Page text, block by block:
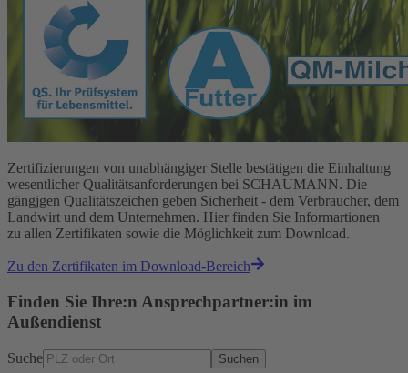
Zertifizierungen von unabhängiger Stelle bestätigen die Einhaltung
wesentlicher Qualitätsanforderungen bei SCHAUMANN. Die
gängjgen Qualitätszeichen geben Sicherheit - dem Verbraucher, dem
Landwirt und dem Unternehmen. Hier finden Sie Informartionen
zu allen Zertifikaten sowie die Möglichkeit zum Download.
Zu den Zertifikaten im Download-Bereich
Finden Sie Ihre:n Ansprechpartner:in im
Außendienst
Suche Suchen